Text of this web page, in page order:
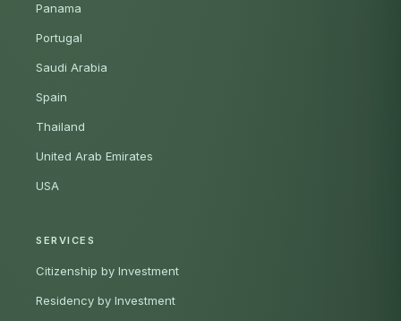
Panama
Portugal
Saudi Arabia
Spain
Thailand
United Arab Emirates
USA
SERVICES
Citizenship by Investment
Residency by Investment